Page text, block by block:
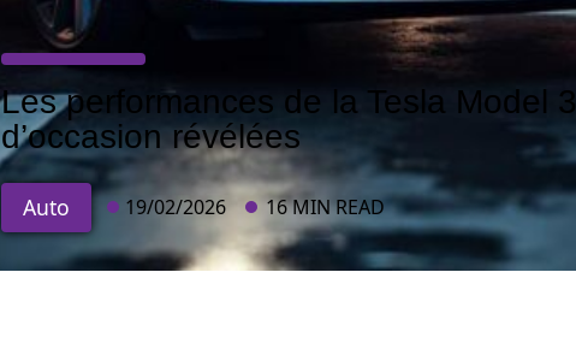
Les performances de la Tesla Model 3
d’occasion révélées
Auto 19/02/2026 16 MIN READ